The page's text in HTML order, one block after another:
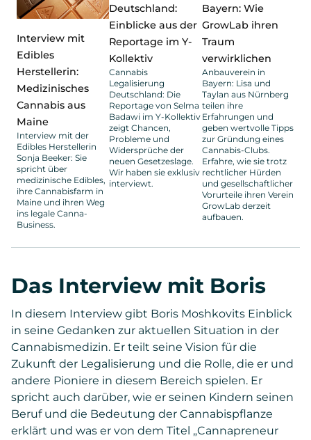
Interview mit
Edibles
Herstellerin:
Medizinisches
Cannabis aus
Maine
Interview mit der
Edibles Herstellerin
Sonja Beeker: Sie
spricht über
medizinische Edibles,
ihre Cannabisfarm in
Maine und ihren Weg
ins legale Canna-
Business.
Deutschland:
Einblicke aus der
Reportage im Y-
Kollektiv
Cannabis
Legalisierung
Deutschland: Die
Reportage von Selma
Badawi im Y-Kollektiv
zeigt Chancen,
Probleme und
Widersprüche der
neuen Gesetzeslage.
Wir haben sie exklusiv
interviewt.
Bayern: Wie
GrowLab ihren
Traum
verwirklichen
Anbauverein in
Bayern: Lisa und
Taylan aus Nürnberg
teilen ihre
Erfahrungen und
geben wertvolle Tipps
zur Gründung eines
Cannabis-Clubs.
Erfahre, wie sie trotz
rechtlicher Hürden
und gesellschaftlicher
Vorurteile ihren Verein
GrowLab derzeit
aufbauen.
Das Interview mit Boris
In diesem Interview gibt Boris Moshkovits Einblick
in seine Gedanken zur aktuellen Situation in der
Cannabismedizin. Er teilt seine Vision für die
Zukunft der Legalisierung und die Rolle, die er und
andere Pioniere in diesem Bereich spielen. Er
spricht auch darüber, wie er seinen Kindern seinen
Beruf und die Bedeutung der Cannabispflanze
erklärt und was er von dem Titel „Cannapreneur